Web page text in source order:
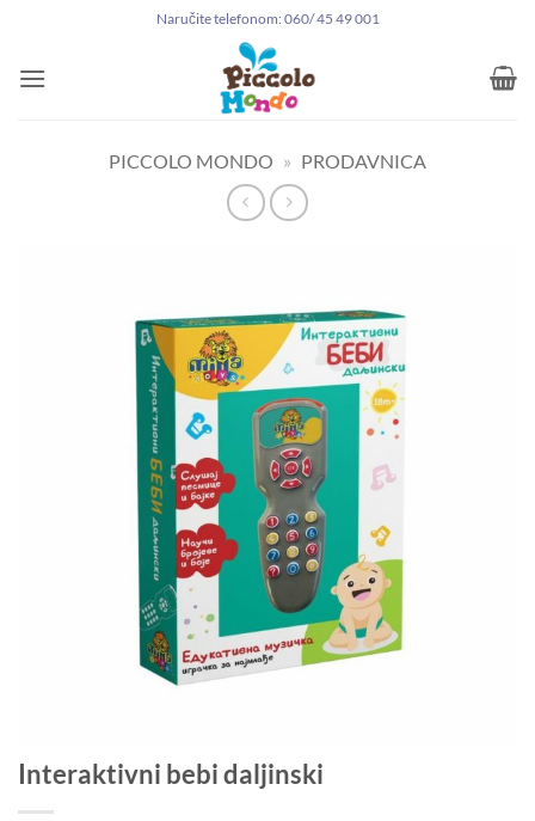
sadržaj
Naručite telefonom: 060/ 45 49 001
PICCOLO MONDO » PRODAVNICA
Interaktivni bebi daljinski